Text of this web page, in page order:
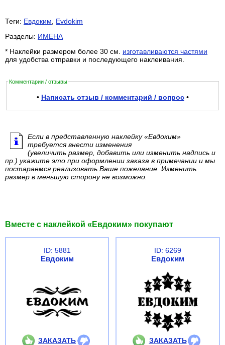
Теги: Евдоким
Evdokim
Разделы: ИМЕНА
* Наклейки размером более 30 см. изготавливаются частями
для удобства отправки и последующего наклеивания.
Комментарии / отзывы
• Написать отзыв / комментарий / вопрос•
Если в представленную наклейку «Евдоким»
требуется внести изменения
(увеличить размер, добавить или изменить надпись и
пр.) укажите это при оформлении заказа в примечании и мы
постараемся реализовать Ваше пожелание. Изменить
размер в меньшую сторону не возможно.
Вместе с наклейкой «Евдоким» покупают
ID: 5881
Евдоким
ЗАКАЗАТЬ
ID: 6269
Евдоким
ЗАКАЗАТЬ